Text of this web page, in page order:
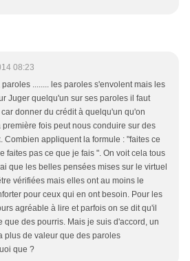
08:23
........ les paroles s'envolent mais les
Juger quelqu'un sur ses paroles il faut
donner du crédit à quelqu'un qu'on
fois peut nous conduire sur des
Combien appliquent la formule : "faites ce
faites pas ce que je fais ". On voit cela tous
que les belles pensées mises sur le virtuel
vérifiées mais elles ont au moins le
pour ceux qui en ont besoin. Pour les
agréable à lire et parfois on se dit qu'il
que des pourris. Mais je suis d'accord, un
plus de valeur que des paroles
que ?